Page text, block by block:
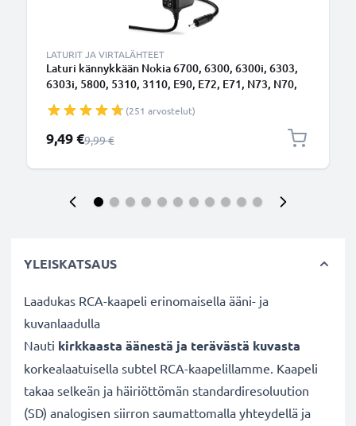
LATURIT JA VIRTALÄHTEET
Laturi kännykkään Nokia 6700, 6300, 6300i, 6303,
6303i, 5800, 5310, 3110, E90, E72, E71, N73, N70,
(251 arvostelut)
Erikoishinta
9,49 €Normaali hinta
9,99 €
YLEISKATSAUS
Laadukas RCA-kaapeli erinomaisella ääni- ja
kuvanlaadulla
Nauti kirkkaasta äänestä ja terävästä kuvasta
korkealaatuisella subtel RCA-kaapelillamme. Kaapeli
takaa selkeän ja häiriöttömän standardiresoluution
(SD) analogisen siirron saumattomalla yhteydellä ja